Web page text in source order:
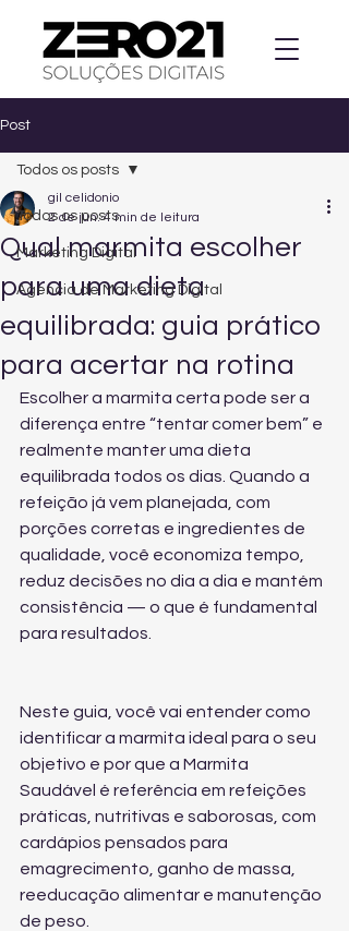
Post
Todos os posts
Marketing Digital
Agencia de Marketing Digital
Todos os posts
Qual marmita escolher
para uma dieta
equilibrada: guia prático
para acertar na rotina
gil celidonio
2 de jun. 4 min de leitura
Escolher a marmita certa pode ser a
diferença entre “tentar comer bem” e
realmente manter uma dieta
equilibrada todos os dias. Quando a
refeição já vem planejada, com
porções corretas e ingredientes de
qualidade, você economiza tempo,
reduz decisões no dia a dia e mantém
consistência — o que é fundamental
para resultados.
Neste guia, você vai entender como
identificar a marmita ideal para o seu
objetivo e por que a Marmita
Saudável é referência em refeições
práticas, nutritivas e saborosas, com
cardápios pensados para
emagrecimento, ganho de massa,
reeducação alimentar e manutenção
de peso.